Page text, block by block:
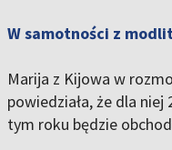
W samotności z
Marija z Kijowa w
powiedziała, że dla
tym roku będzie